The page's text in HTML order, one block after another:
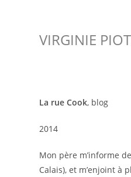
VIRGINIE
La rue Cook, blog
2014
Mon père m’informe
Calais), et m’enjoint à